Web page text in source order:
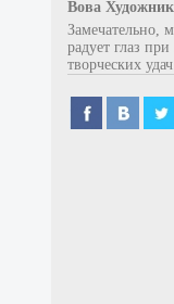
Вова Художник
Замечательно,
радует глаз
творческих